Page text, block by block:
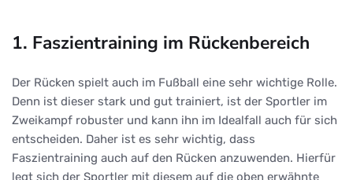
1. Faszientraining im Rückenbereich
Der Rücken spielt auch im Fußball eine sehr wichtige Rolle.
Denn ist dieser stark und gut trainiert, ist der Sportler im
Zweikampf robuster und kann ihn im Idealfall auch für sich
entscheiden. Daher ist es sehr wichtig, dass
Faszientraining auch auf den Rücken anzuwenden. Hierfür
legt sich der Sportler mit diesem auf die oben erwähnte